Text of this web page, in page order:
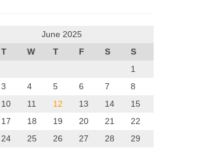
June 2025
T W T F S
S
1
3 4 5 6 7
8
10 11 12 13 14
15
17 18 19 20 21
22
24 25 26 27 28
29